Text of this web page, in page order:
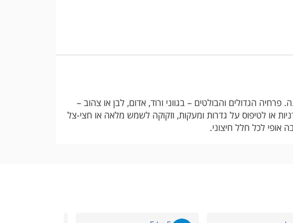
הגדולים והבולטים – בגווני ורוד, אדום, לבן או צהוב –
או לטיפוס על גדרות ומעקות, וזקוקה לשמש מלאה או חצי-צל
אופי לכל חלל חיצוני.